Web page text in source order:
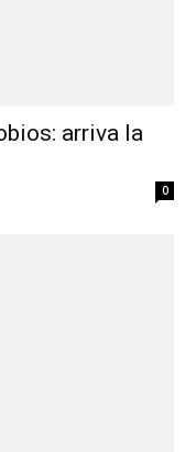
arriva la
0